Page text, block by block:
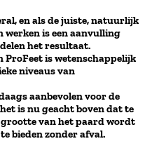
en als de juiste, natuurlijk
werken is een aanvulling
het resultaat.
is wetenschappelijk
niveaus van
aanbevolen voor de
is nu geacht boven dat te
van het paard wordt
bieden zonder afval.